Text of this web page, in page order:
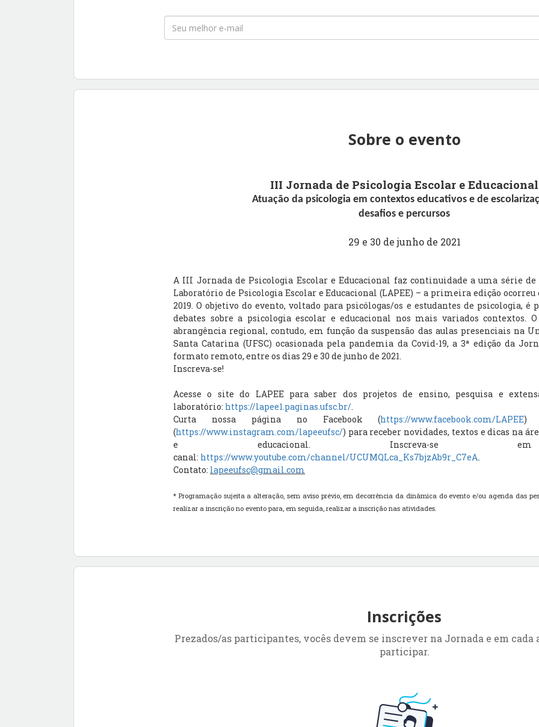
Sobre o evento
III Jornada de Psicologia Escolar e Educacional
Atuação da psicologia em contextos educativos e de
desafios e percursos
29 e 30 de junho de 2021
A III Jornada de Psicologia Escolar e Educacional faz continuidade a uma série de
Laboratório de Psicologia Escolar e Educacional (LAPEE) – a primeira edição ocorreu
2019. O objetivo do evento, voltado para psicólogas/os e estudantes de psicologia,
debates sobre a psicologia escolar e educacional nos mais variados contextos.
abrangência regional, contudo, em função da suspensão das aulas presenciais na
Santa Catarina (UFSC) ocasionada pela pandemia da Covid-19, a 3ª edição da
formato remoto, entre os dias 29 e 30 de junho de 2021.
Inscreva-se!
Acesse o site do LAPEE para saber dos projetos de ensino, pesquisa e
laboratório: https://lapee1.paginas.ufsc.br/.
Curta nossa página no Facebook (https://www.facebook.com/LAPEE)
(https://www.instagram.com/lapeeufsc/) para receber novidades, textos e dicas na
e educacional. Inscreva-se
canal: https://www.youtube.com/channel/UCUMQLca_Ks7bjzAb9r_C7eA.
Contato: lapeeufsc@gmail.com
* Programação sujeita a alteração, sem aviso prévio, em decorrência da dinâmica do evento e/ou agenda das
realizar a inscrição no evento para, em seguida, realizar a inscrição nas atividades.
Inscrições
Prezados/as participantes, vocês devem se inscrever na Jornada e em cada
participar.